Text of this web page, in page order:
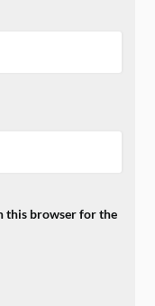
this browser for the